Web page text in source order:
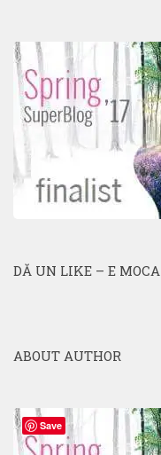
DĂ UN LIKE – E MOCA
ABOUT AUTHOR
Save